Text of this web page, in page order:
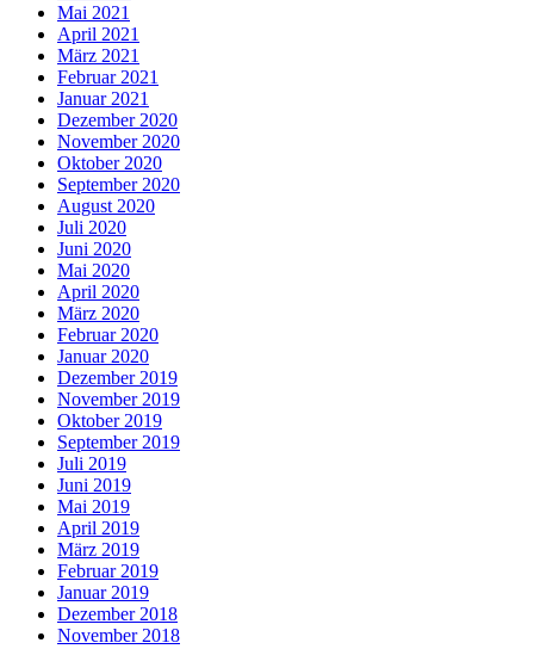
Mai 2021
April 2021
März 2021
Februar 2021
Januar 2021
Dezember 2020
November 2020
Oktober 2020
September 2020
August 2020
Juli 2020
Juni 2020
Mai 2020
April 2020
März 2020
Februar 2020
Januar 2020
Dezember 2019
November 2019
Oktober 2019
September 2019
Juli 2019
Juni 2019
Mai 2019
April 2019
März 2019
Februar 2019
Januar 2019
Dezember 2018
November 2018